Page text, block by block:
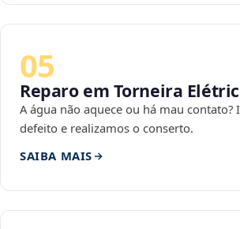
05
Reparo em Torneira
A água não aquece ou há mau contato?
defeito e realizamos o conserto.
SAIBA MAIS